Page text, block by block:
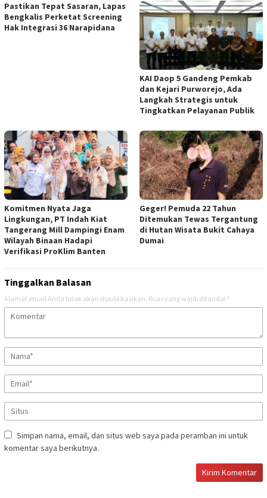
Pastikan Tepat Sasaran, Lapas
Bengkalis Perketat Screening
Hak Integrasi 36 Narapidana
KAI Daop 5 Gandeng Pemkab
dan Kejari Purworejo, Ada
Langkah Strategis untuk
Tingkatkan Pelayanan Publik ‎
Komitmen Nyata Jaga
Lingkungan, PT Indah Kiat
Tangerang Mill Dampingi Enam
Wilayah Binaan Hadapi
Verifikasi ProKlim Banten
Geger! Pemuda 22 Tahun
Ditemukan Tewas Tergantung
di Hutan Wisata Bukit Cahaya
Dumai
Tinggalkan Balasan
Alamat email Anda tidak akan dipublikasikan. Ruas yang wajib ditandai *
Simpan nama, email, dan situs web saya pada peramban ini untuk
komentar saya berikutnya.